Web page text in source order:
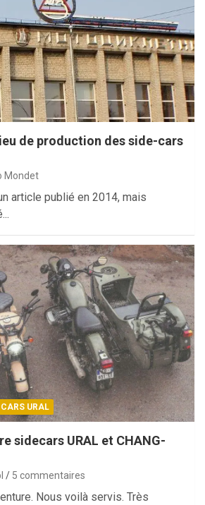
de production des side-cars
Mondet
article publié en 2014, mais
URAL
sidecars URAL et CHANG-
5 commentaires
Nous voilà servis. Très